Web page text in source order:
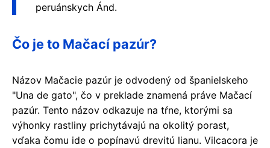
peruánskych Ánd.
Čo je to Mačací pazúr?
Názov Mačacie pazúr je odvodený od španielskeho
"Una de gato", čo v preklade znamená práve Mačací
pazúr. Tento názov odkazuje na tŕne, ktorými sa
výhonky rastliny prichytávajú na okolitý porast,
vďaka čomu ide o popínavú drevitú lianu. Vilcacora je